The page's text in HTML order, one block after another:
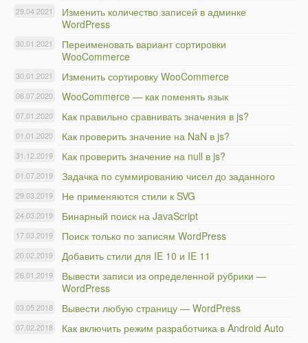
Изменить количество записей в админке
WordPress
29.04.2021
Переименовать вариант сортировки
WooCommerce
30.01.2021
Изменить сортировку WooCommerce
30.01.2021
WooCommerce — как поменять язык
08.07.2020
Как правильно сравнивать значения в js?
07.01.2020
Как проверить значение на NaN в js?
01.01.2020
Как проверить значение на null в js?
31.12.2019
Задачка по суммированию чисел до заданного
01.07.2019
Не применяются стили к SVG
29.03.2019
Бинарный поиск на JavaScript
24.03.2019
Поиск только по записям WordPress
17.03.2019
Добавить стили для IE 10 и IE 11
20.02.2019
Вывести записи из определенной рубрики —
WordPress
26.01.2019
Вывести любую страницу — WordPress
03.05.2018
Как включить режим разработчика в Android Auto
07.02.2018